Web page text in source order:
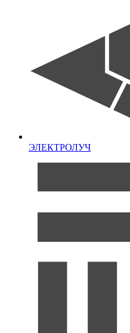
ЭЛЕКТРОЛУЧ